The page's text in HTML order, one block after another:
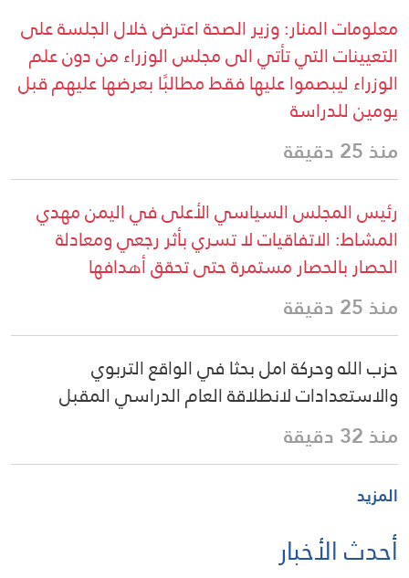
معلومات المنار: وزير الصحة اعترض خلال الجلسة على
التعيينات التي تأتي الى مجلس الوزراء من دون علم
الوزراء ليبصموا عليها فقط مطالبًا بعرضها عليهم قبل
يومين للدراسة
منذ 25 دقيقة
رئيس المجلس السياسي الأعلى في اليمن مهدي
المشاط: الاتفاقيات لا تسري بأثر رجعي ومعادلة
الحصار بالحصار مستمرة حتى تحقق أهدافها
منذ 25 دقيقة
حزب الله وحركة امل بحثا في الواقع التربوي
والاستعدادات لانطلاقة العام الدراسي المقبل
منذ 32 دقيقة
المزيد
أحدث الأخبار